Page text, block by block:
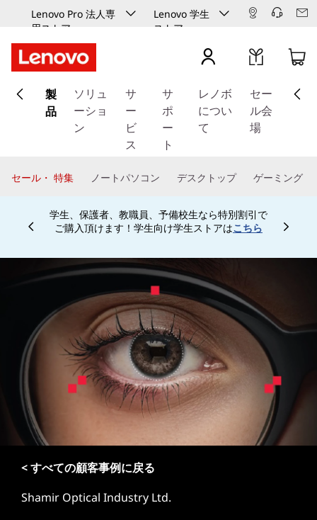
Lenovo Pro 法人専
用ストア
Lenovo 学生
ストア
イ
ン
ッ
製
品
ソリュ
ーショ
ン
サ
ー
ビ
ス
サ
ポ
ー
ト
レノボ
につい
て
セー
ル会
場
セール・ 特集 ノートパソコン デスクトップ ゲーミング
学生、保護者、教職員、予備校生なら特別割引で
ご購入頂けます！学生向け学生ストアはこちら
Currently displaying item 4 of
< すべての顧客事例に戻る
Shamir Optical Industry Ltd.